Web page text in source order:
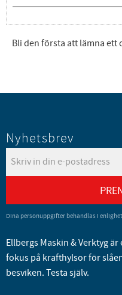
Bli den första att lämna ett
Nyhetsbrev
Dina personuppgifter behandlas i
Ellbergs Maskin & Verktyg
fokus på krafthylsor för
besviken. Testa själv.